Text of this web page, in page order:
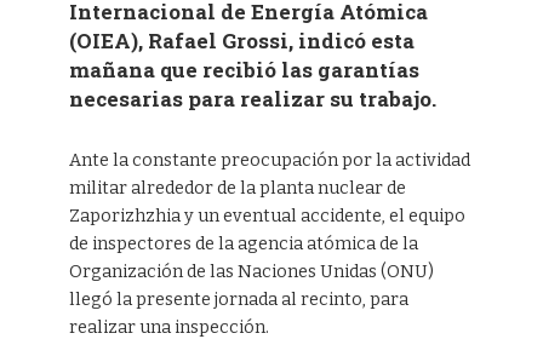
Internacional de Energía Atómica
(OIEA), Rafael Grossi, indicó esta
mañana que recibió las garantías
necesarias para realizar su trabajo.
Ante la constante preocupación por la actividad
militar alrededor de la planta nuclear de
Zaporizhzhia y un eventual accidente, el equipo
de inspectores de la agencia atómica de la
Organización de las Naciones Unidas (ONU)
llegó la presente jornada al recinto, para
realizar una inspección.